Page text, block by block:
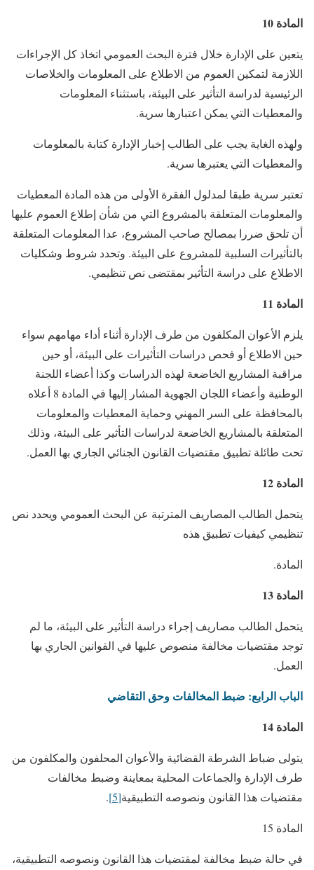
المادة 10
يتعين على الإدارة خلال فترة البحث العمومي اتخاذ كل الإجراءات
اللازمة لتمكين العموم من الاطلاع على المعلومات والخلاصات
الرئيسية لدراسة التأثير على البيئة، باستثناء المعلومات
والمعطيات التي يمكن اعتبارها سرية.
ولهذه الغاية يجب على الطالب إخبار الإدارة كتابة بالمعلومات
والمعطيات التي يعتبرها سرية.
تعتبر سرية طبقا لمدلول الفقرة الأولى من هذه المادة المعطيات
والمعلومات المتعلقة بالمشروع التي من شأن إطلاع العموم عليها
أن تلحق ضررا بمصالح صاحب المشروع، عدا المعلومات المتعلقة
بالتأثيرات السلبية للمشروع على البيئة. وتحدد شروط وشكليات
الاطلاع على دراسة التأثير بمقتضى نص تنظيمي.
المادة 11
يلزم الأعوان المكلفون من طرف الإدارة أثناء أداء مهامهم سواء
حين الاطلاع أو فحص دراسات التأثيرات على البيئة، أو حين
مراقبة المشاريع الخاضعة لهذه الدراسات وكذا أعضاء اللجنة
الوطنية وأعضاء اللجان الجهوية المشار إليها في المادة 8 أعلاه
بالمحافظة على السر المهني وحماية المعطيات والمعلومات
المتعلقة بالمشاريع الخاضعة لدراسات التأثير على البيئة، وذلك
تحت طائلة تطبيق مقتضيات القانون الجنائي الجاري بها العمل.
المادة 12
يتحمل الطالب المصاريف المترتبة عن البحث العمومي ويحدد نص
تنظيمي كيفيات تطبيق هذه
المادة.
المادة 13
يتحمل الطالب مصاريف إجراء دراسة التأثير على البيئة، ما لم
توجد مقتضيات مخالفة منصوص عليها في القوانين الجاري بها
العمل.
الباب الرابع: ضبط المخالفات وحق التقاضي
المادة 14
يتولى ضباط الشرطة القضائية والأعوان المحلفون والمكلفون من
طرف الإدارة والجماعات المحلية بمعاينة وضبط مخالفات
مقتضيات هذا القانون ونصوصه التطبيقية[5]
.
المادة 15
في حالة ضبط مخالفة لمقتضيات هذا القانون ونصوصه التطبيقية،